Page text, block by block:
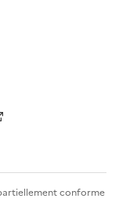
conforme